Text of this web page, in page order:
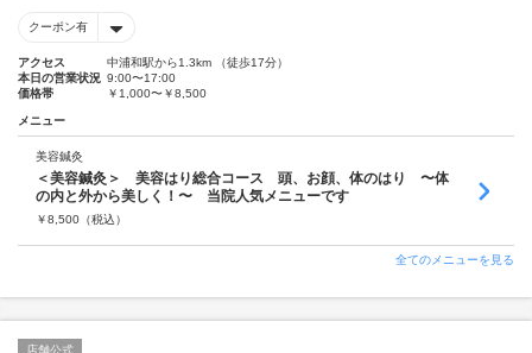
クーポン有
アクセス
中浦和駅から1.3km （徒歩17分）
本日の営業状況 9:00〜17:00
価格帯
￥1,000〜￥8,500
メニュー
美容鍼灸
＜美容鍼灸＞ 美容はり総合コース 頭、お顔、体のはり 〜体
の内と外から美しく！〜 当院人気メニューです
￥8,500 （税込）
全てのメニューを見る
店舗公式